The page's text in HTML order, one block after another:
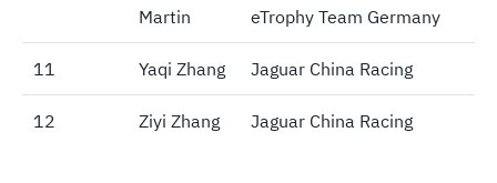
Martin
eTrophy Team Germany
11 Yaqi Zhang Jaguar China Racing
12 Ziyi Zhang Jaguar China Racing
11
12